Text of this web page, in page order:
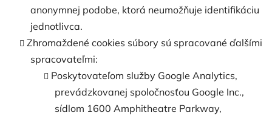
anonymnej podobe, ktorá neumožňuje identifikáciu
jednotlivca.
Zhromaždené cookies súbory sú spracované ďalšími
spracovateľmi:
Poskytovateľom služby Google Analytics,
prevádzkovanej spoločnosťou Google Inc.,
sídlom 1600 Amphitheatre Parkway,